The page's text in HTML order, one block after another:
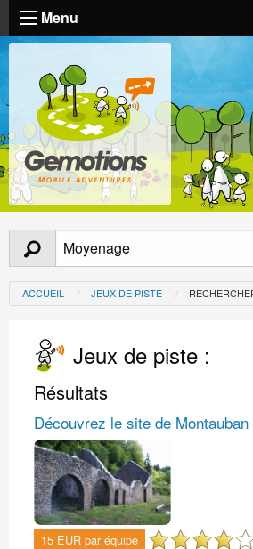
Menu
ACCUEIL JEUX DE PISTE
Jeux de piste :
Résultats
Découvrez le site de Montauban
15 EUR par équipe